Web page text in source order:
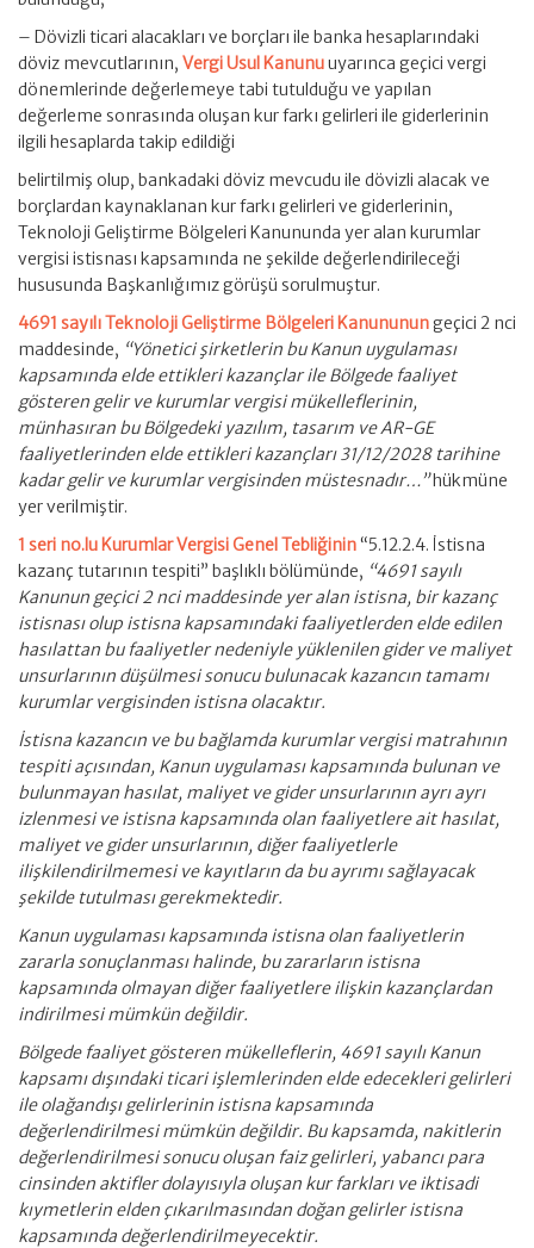
– Dövizli ticari alacakları ve borçları ile banka hesaplarındaki
döviz mevcutlarının, Vergi Usul Kanunuuyarınca geçici vergi
dönemlerinde değerlemeye tabi tutulduğu ve yapılan
değerleme sonrasında oluşan kur farkı gelirleri ile giderlerinin
ilgili hesaplarda takip edildiği
belirtilmiş olup, bankadaki döviz mevcudu ile dövizli alacak ve
borçlardan kaynaklanan kur farkı gelirleri ve giderlerinin,
Teknoloji Geliştirme Bölgeleri Kanununda yer alan kurumlar
vergisi istisnası kapsamında ne şekilde değerlendirileceği
hususunda Başkanlığımız görüşü sorulmuştur.
4691 sayılı Teknoloji Geliştirme Bölgeleri Kanununungeçici 2 nci
maddesinde, “Yönetici şirketlerin bu Kanun uygulaması
kapsamında elde ettikleri kazançlar ile Bölgede faaliyet
gösteren gelir ve kurumlar vergisi mükelleflerinin,
münhasıran bu Bölgedeki yazılım, tasarım ve AR-GE
faaliyetlerinden elde ettikleri kazançları 31/12/2028 tarihine
kadar gelir ve kurumlar vergisinden müstesnadır…”hükmüne
yer verilmiştir.
1 seri no.lu Kurumlar Vergisi Genel Tebliğinin “5.12.2.4. İstisna
kazanç tutarının tespiti” başlıklı bölümünde, “4691 sayılı
Kanunun geçici 2 nci maddesinde yer alan istisna, bir kazanç
istisnası olup istisna kapsamındaki faaliyetlerden elde edilen
hasılattan bu faaliyetler nedeniyle yüklenilen gider ve maliyet
unsurlarının düşülmesi sonucu bulunacak kazancın tamamı
kurumlar vergisinden istisna olacaktır.
İstisna kazancın ve bu bağlamda kurumlar vergisi matrahının
tespiti açısından, Kanun uygulaması kapsamında bulunan ve
bulunmayan hasılat, maliyet ve gider unsurlarının ayrı ayrı
izlenmesi ve istisna kapsamında olan faaliyetlere ait hasılat,
maliyet ve gider unsurlarının, diğer faaliyetlerle
ilişkilendirilmemesi ve kayıtların da bu ayrımı sağlayacak
şekilde tutulması gerekmektedir.
Kanun uygulaması kapsamında istisna olan faaliyetlerin
zararla sonuçlanması halinde, bu zararların istisna
kapsamında olmayan diğer faaliyetlere ilişkin kazançlardan
indirilmesi mümkün değildir.
Bölgede faaliyet gösteren mükelleflerin, 4691 sayılı Kanun
kapsamı dışındaki ticari işlemlerinden elde edecekleri gelirleri
ile olağandışı gelirlerinin istisna kapsamında
değerlendirilmesi mümkün değildir. Bu kapsamda, nakitlerin
değerlendirilmesi sonucu oluşan faiz gelirleri, yabancı para
cinsinden aktifler dolayısıyla oluşan kur farkları ve iktisadi
kıymetlerin elden çıkarılmasından doğan gelirler istisna
kapsamında değerlendirilmeyecektir.